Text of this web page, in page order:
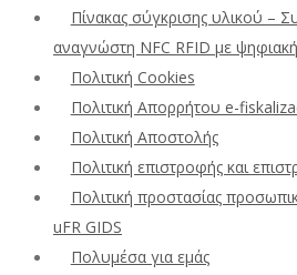
Πίνακας σύγκρισης υλικού –
αναγνώστη NFC RFID με
Πολιτική Cookies
Πολιτική Απορρήτου e-
Πολιτική Αποστολής
Πολιτική επιστροφής και
Πολιτική προστασίας
uFR GIDS
Πολυμέσα για εμάς